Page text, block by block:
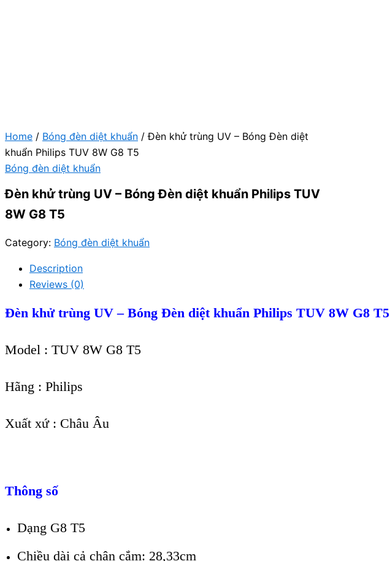
Home / Bóng đèn diệt khuẩn / Đèn khử trùng UV – Bóng Đèn diệt
khuẩn Philips TUV 8W G8 T5
Bóng đèn diệt khuẩn
Đèn khử trùng UV – Bóng Đèn diệt khuẩn Philips TUV
8W G8 T5
Category: Bóng đèn diệt khuẩn
Description
Reviews (0)
Đèn khử trùng UV – Bóng Đèn diệt khuẩn Philips TUV 8W G8 T5
Model : TUV 8W G8 T5
Hãng : Philips
Xuất xứ : Châu Âu
Thông số
Dạng G8 T5
Chiều dài cả chân cắm: 28,33cm